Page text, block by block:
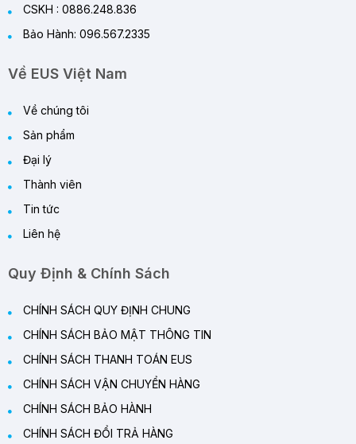
CSKH : 0886.248.836
Bảo Hành: 096.567.2335
Về EUS Việt Nam
Về chúng tôi
Sản phẩm
Đại lý
Thành viên
Tin tức
Liên hệ
Quy Định & Chính Sách
CHÍNH SÁCH QUY ĐỊNH CHUNG
CHÍNH SÁCH BẢO MẬT THÔNG TIN
CHÍNH SÁCH THANH TOÁN EUS
CHÍNH SÁCH VẬN CHUYỂN HÀNG
CHÍNH SÁCH BẢO HÀNH
CHÍNH SÁCH ĐỔI TRẢ HÀNG